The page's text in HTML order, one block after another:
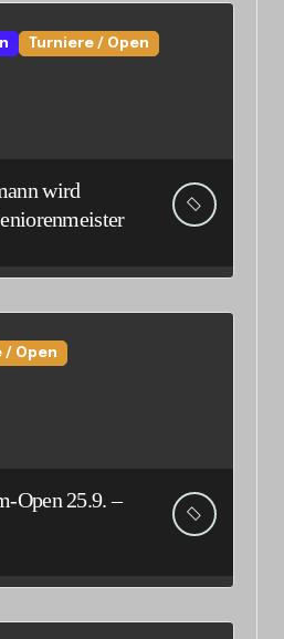
Turniere / Open
wird
/ Open
Open 25.9. –